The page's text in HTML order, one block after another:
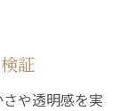
証
や透明感を実